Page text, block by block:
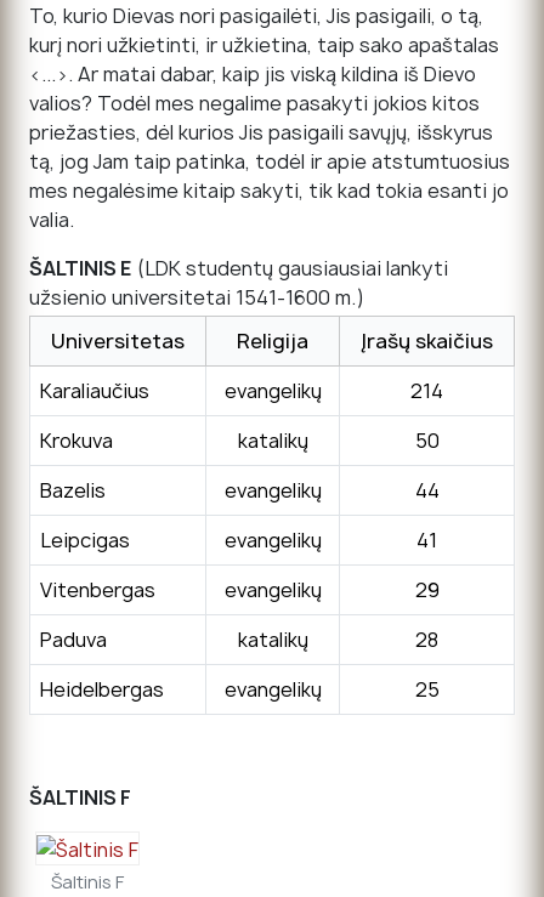
To, kurio Dievas nori pasigailėti, Jis pasigaili, o tą,
kurį nori užkietinti, ir užkietina, taip sako apaštalas
<...>. Ar matai dabar, kaip jis viską kildina iš Dievo
valios? Todėl mes negalime pasakyti jokios kitos
priežasties, dėl kurios Jis pasigaili savųjų, išskyrus
tą, jog Jam taip patinka, todėl ir apie atstumtuosius
mes negalėsime kitaip sakyti, tik kad tokia esanti jo
valia.
ŠALTINIS E (LDK studentų gausiausiai lankyti
užsienio universitetai 1541-1600 m.)
Universitetas
Religija
Įrašų skaičius
Karaliaučius
evangelikų
214
Krokuva
katalikų
50
Bazelis
evangelikų
44
Leipcigas
evangelikų
41
Vitenbergas
evangelikų
29
Paduva
katalikų
28
Heidelbergas
evangelikų 25
ŠALTINIS F
Šaltinis F